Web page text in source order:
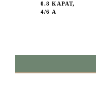
0.8 КАРАТ,
4/6 А